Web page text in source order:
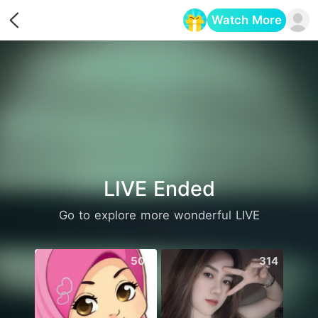
Watch More
LIVE Ended
Go to explore more wonderful LIVE
509 314